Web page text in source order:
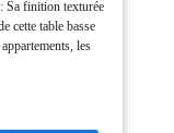
à Manger,
Sa finition texturée
cette table basse
les
table polyvalente :
qualité, la table